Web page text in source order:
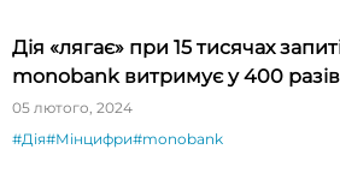
Дія «лягає» при 15 тисячах
monobank витримує у 400
05 лютого, 2024
#Дія#Мінцифри#monobank